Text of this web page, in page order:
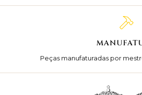
Peças manufaturadas por